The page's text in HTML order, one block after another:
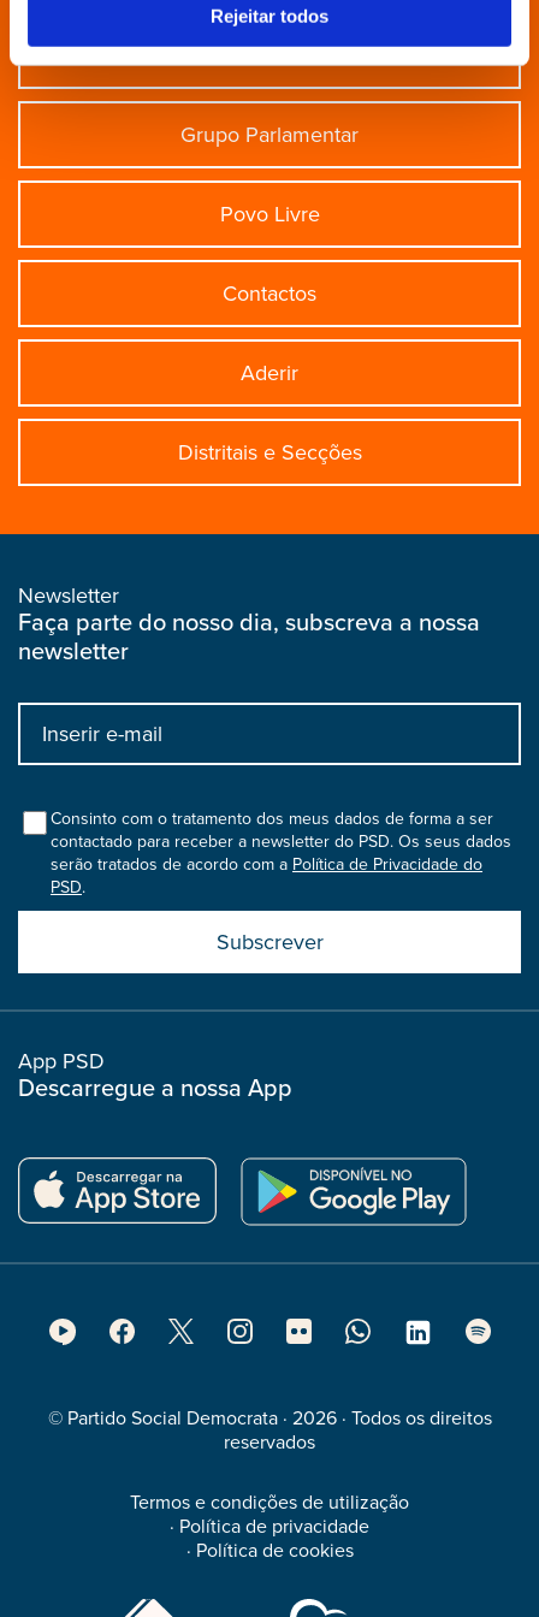
Rejeitar todos
Partido
Grupo Parlamentar
Povo Livre
Contactos
Aderir
Distritais e Secções
Newsletter
Faça parte do nosso dia, subscreva a nossa
newsletter
Input
bootstrap
colConsinto com o tratamento dos meus dados de forma a ser
contactado para receber a newsletter do PSD. Os seus dados
serão tratados de acordo com a Política de Privacidade do
PSD.
boostrap
col
App PSD
Descarregue a nossa App
© Partido Social Democrata · 2026 · Todos os direitos
reservados
Termos e condições de utilização
· Política de privacidade
· Política de cookies
Footer
Media